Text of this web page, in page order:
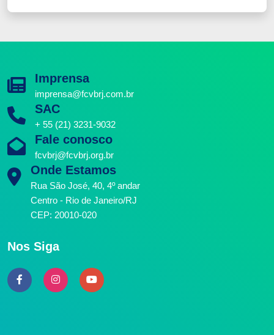
Imprensa
imprensa@fcvbrj.com.br
SAC
+ 55 (21) 3231-9032
Fale conosco
fcvbrj@fcvbrj.org.br
Onde Estamos
Rua São José, 40, 4º andar
Centro - Rio de Janeiro/RJ
CEP: 20010-020
Nos Siga